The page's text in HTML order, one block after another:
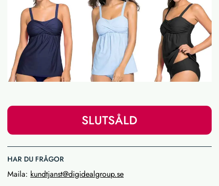
SLUTSÅLD
HAR DU FRÅGOR
Maila: kundtjanst@digidealgroup.se